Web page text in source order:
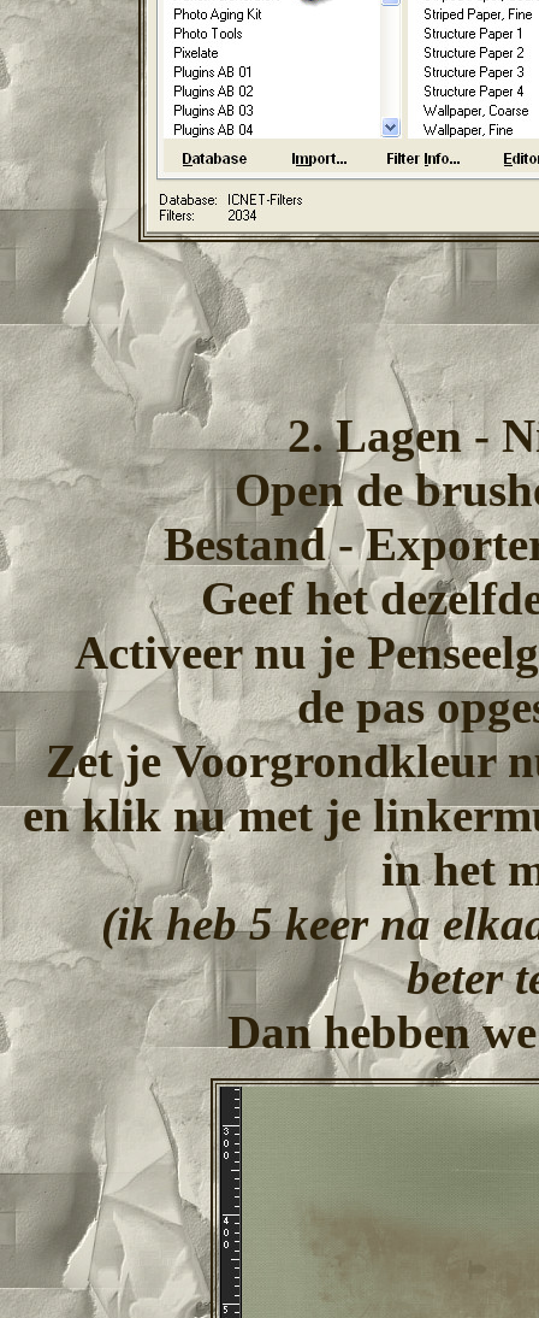
2. Lagen -
Open de
Bestand -
Geef het
Activeer nu je
de pas
Zet je Voorgrondkleur
en klik nu met je
in het
(ik heb 5 keer na
beter
Dan hebben